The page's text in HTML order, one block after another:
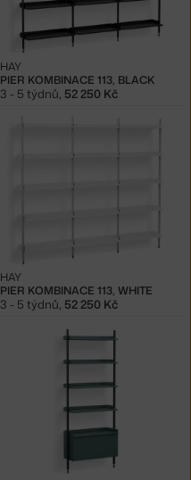
PIER KOMBINACE 113, BLACK
HAY
3 - 5 týdnů 52 250 Kč
PIER KOMBINACE 113, WHITE
HAY
3 - 5 týdnů, 52 250 Kč